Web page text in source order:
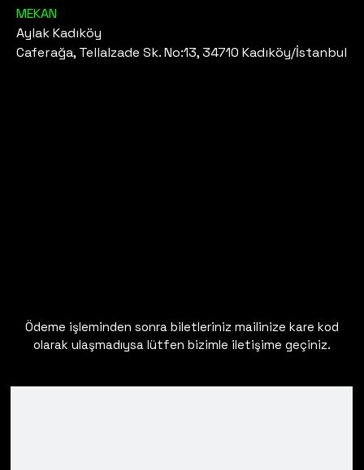
MEKAN
Aylak Kadıköy
Caferağa, Tellalzade Sk. No:13, 34710 Kadıköy/İstanbul
Ödeme işleminden sonra biletleriniz mailinize kare kod
olarak ulaşmadıysa lütfen bizimle iletişime geçiniz.